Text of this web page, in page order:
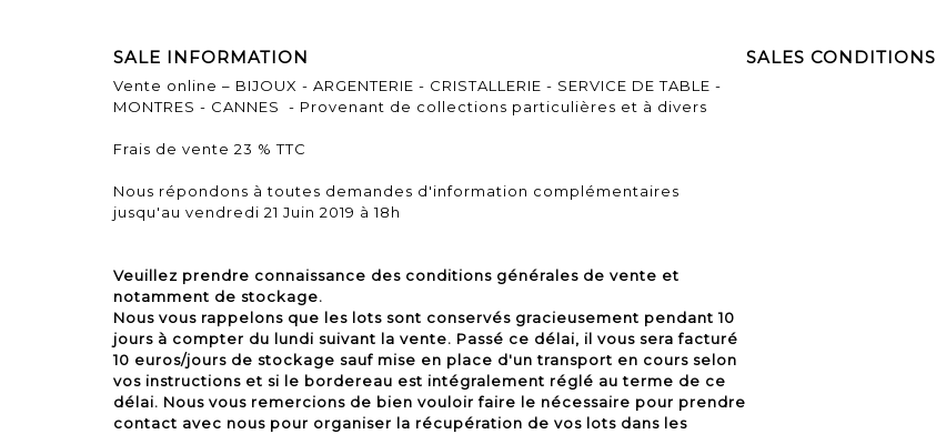
SALE INFORMATION
Vente online – BIJOUX - ARGENTERIE - CRISTALLERIE - SERVICE DE TABLE -
MONTRES - CANNES - Provenant de collections particulières et à divers
Frais de vente 23 % TTC
Nous répondons à toutes demandes d'information complémentaires
jusqu'au vendredi 21 Juin 2019 à 18h
Veuillez prendre connaissance des conditions générales de vente et
notamment de stockage.
Nous vous rappelons que les lots sont conservés gracieusement pendant 10
jours à compter du lundi suivant la vente. Passé ce délai, il vous sera facturé
10 euros/jours de stockage sauf mise en place d'un transport en cours selon
vos instructions et si le bordereau est intégralement réglé au terme de ce
délai. Nous vous remercions de bien vouloir faire le nécessaire pour prendre
contact avec nous pour organiser la récupération de vos lots dans les
SALES CONDITIONS